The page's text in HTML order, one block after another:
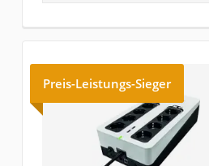
Preis-Leistungs-Sieger